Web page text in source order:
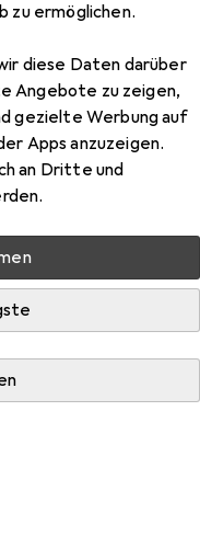
zu ermöglichen.
diese Daten darüber
Angebote zu zeigen,
gezielte Werbung auf
Apps anzuzeigen.
an Dritte und
Produkt P&P
Kategorien
Zubehör